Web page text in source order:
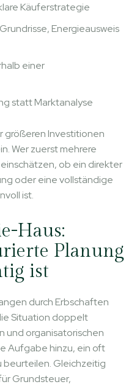
Käuferstrategie
Energieausweis
einer
statt Marktanalyse
größeren Investitionen
Wer zuerst mehrere
ob ein direkter
oder eine vollständige
ist.
Haus:
Planung
ist
durch Erbschaften
Situation doppelt
und organisatorischen
Aufgabe hinzu, ein oft
beurteilen. Gleichzeitig
Grundsteuer,